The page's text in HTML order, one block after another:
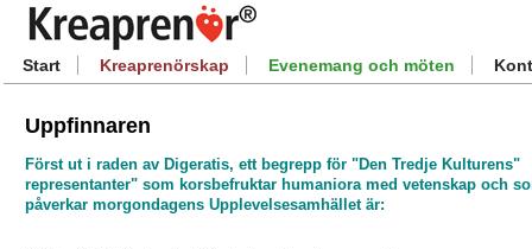
Start Kreaprenörskap Evenemang och möten
Uppfinnaren
Först ut i raden av Digeratis, ett begrepp för "Den Tredje Kulturens"
representanter" som korsbefruktar humaniora med vetenskap och
påverkar morgondagens Upplevelsesamhället är: